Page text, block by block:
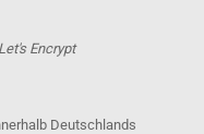
Let's Encrypt
Deutschlands